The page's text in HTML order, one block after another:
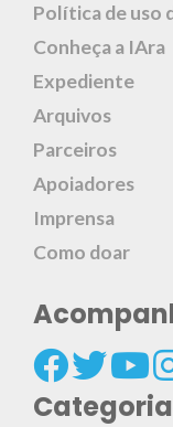
Política de uso
Conheça a IAra
Expediente
Arquivos
Parceiros
Apoiadores
Imprensa
Como doar